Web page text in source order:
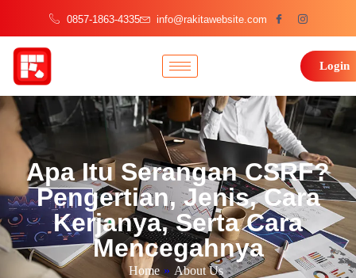
0857-1863-4335 info@rakitawebsite.com
Login
Apa Itu Serangan CSRF?
Pengertian, Jenis, Cara
Kerjanya, Serta Cara
Mencegahnya
Home » About Us